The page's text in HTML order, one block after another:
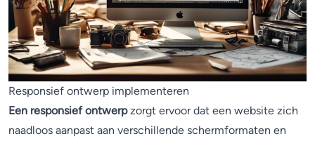
Responsief ontwerp implementeren
Een responsief ontwerpzorgt ervoor dat een website zich
naadloos aanpast aan verschillende schermformaten en